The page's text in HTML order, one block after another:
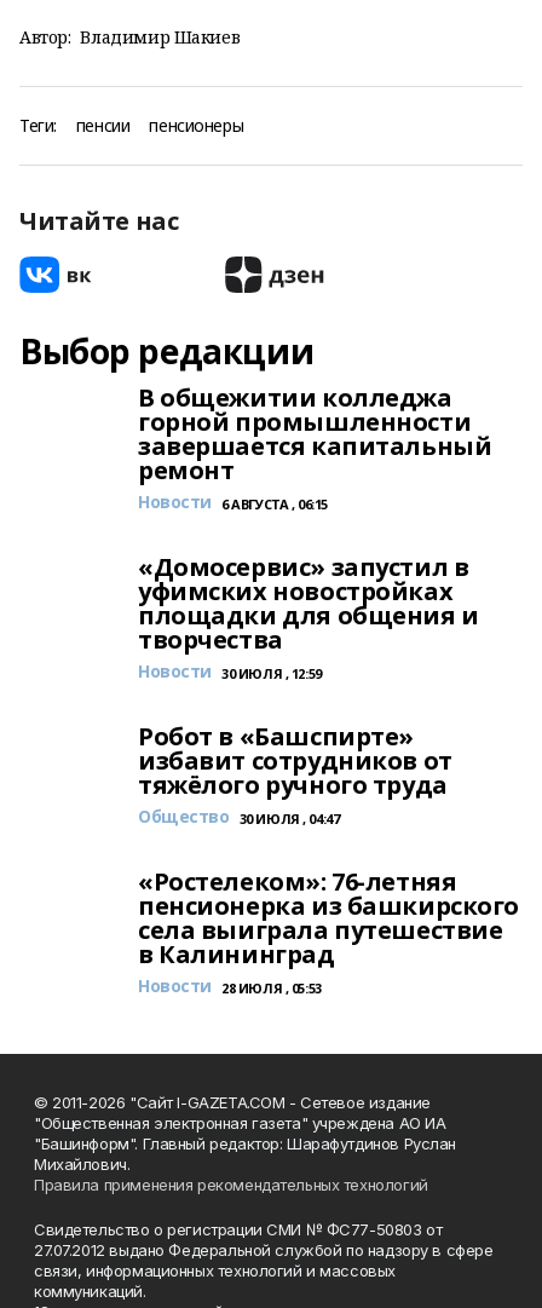
Автор: Владимир Шакиев
Теги: пенсии пенсионеры
Читайте нас
Выбор редакции
В общежитии колледжа
горной промышленности
завершается капитальный
ремонт
Новости 6 АВГУСТА , 06:15
«Домосервис» запустил в
уфимских новостройках
площадки для общения и
творчества
Новости 30 ИЮЛЯ , 12:59
Робот в «Башспирте»
избавит сотрудников от
тяжёлого ручного труда
Общество 30 ИЮЛЯ , 04:47
«Ростелеком»: 76-летняя
пенсионерка из башкирского
села выиграла путешествие
в Калининград
Новости 28 ИЮЛЯ , 05:53
© 2011-2026 "Сайт I-GAZETA.COM - Сетевое издание
"Общественная электронная газета" учреждена АО ИА
"Башинформ". Главный редактор: Шарафутдинов Руслан
Михайлович.
Правила применения рекомендательных технологий
Свидетельство о регистрации СМИ № ФС77-50803 от
27.07.2012 выдано Федеральной службой по надзору в сфере
связи, информационных технологий и массовых
коммуникаций.